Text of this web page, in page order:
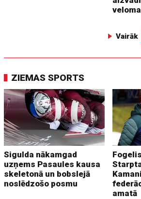
Vairāk
ZIEMAS SPORTS
Sigulda nākamgad
uzņems Pasaules kausa
skeletonā un bobslejā
noslēdzošo posmu
amatā